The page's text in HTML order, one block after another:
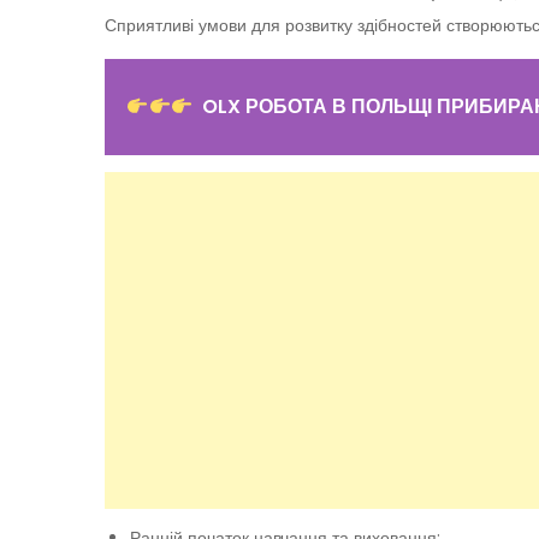
Сприятливі умови для розвитку здібностей
OLX РОБОТА В ПОЛЬЩІ